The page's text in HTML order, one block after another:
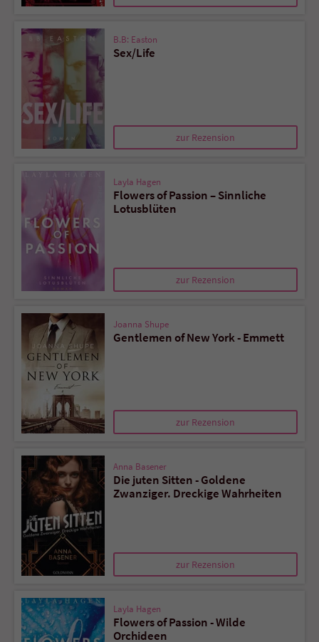
B.B: Easton
Sex/Life
zur Rezension
Layla Hagen
Flowers of Passion – Sinnliche
Lotusblüten
zur Rezension
Joanna Shupe
Gentlemen of New York - Emmett
zur Rezension
Anna Basener
Die juten Sitten - Goldene
Zwanziger. Dreckige Wahrheiten
zur Rezension
Layla Hagen
Flowers of Passion - Wilde
Orchideen